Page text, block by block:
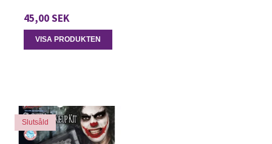
45,00 SEK
VISA PRODUKTEN
Slutsåld